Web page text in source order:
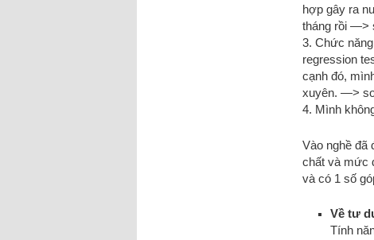
hợp gây ra
tháng rồi —>
3. Chức
regression
cạnh đó,
xuyên. —>
4. Mình
Vào nghề đã
chất và mức
và có 1 số
Về tư
Tính